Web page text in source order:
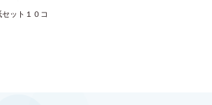
ット１０コ